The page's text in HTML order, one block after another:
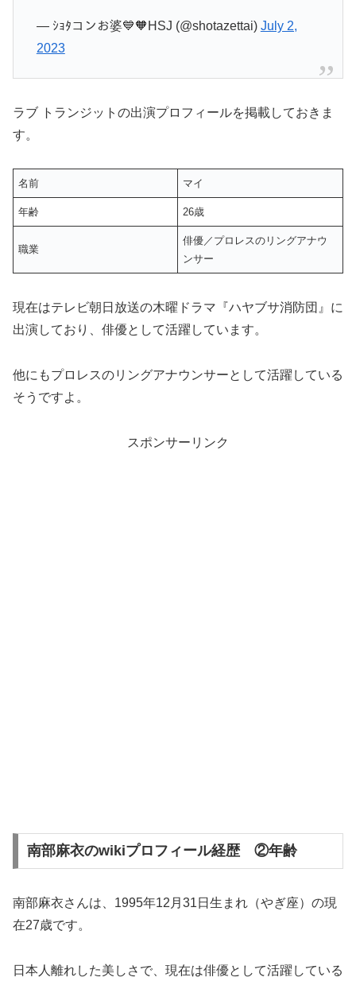
— ｼｮﾀコンお婆💙🧡HSJ (@shotazettai) July 2,
2023
ラブ トランジットの出演プロフィールを掲載しておきま
す。
名前 マイ
年齢 26歳
職業
俳優／プロレスのリングアナウ
ンサー
現在はテレビ朝日放送の木曜ドラマ『ハヤブサ消防団』に
出演しており、俳優として活躍しています。
他にもプロレスのリングアナウンサーとして活躍している
そうですよ。
スポンサーリンク
南部麻衣のwikiプロフィール経歴 ②年齢
南部麻衣さんは、1995年12月31日生まれ（やぎ座）の現
在27歳です。
日本人離れした美しさで、現在は俳優として活躍している